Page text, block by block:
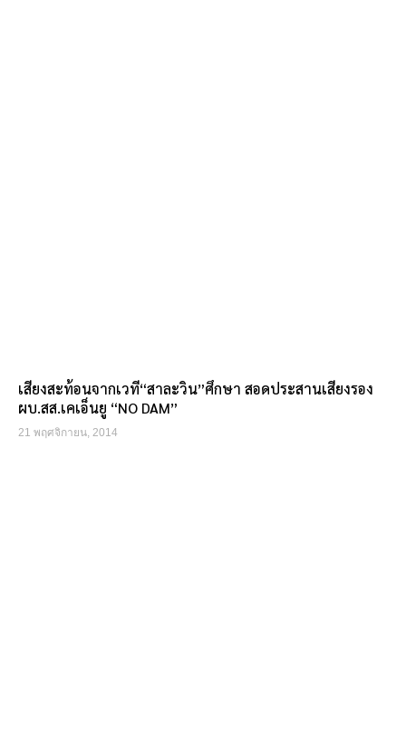
เสียงสะท้อนจากเวที“สาละวิน”ศึกษา สอดประสานเสียงรอง
ผบ.สส.เคเอ็นยู “NO DAM”
21 พฤศจิกายน, 2014